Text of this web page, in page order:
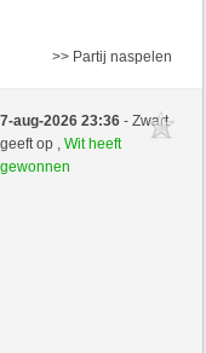
>> Partij naspelen
7-aug-2026 23:36- Zwart
geeft op ,Wit heeft
gewonnen